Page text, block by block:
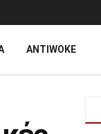
ANTIWOKE